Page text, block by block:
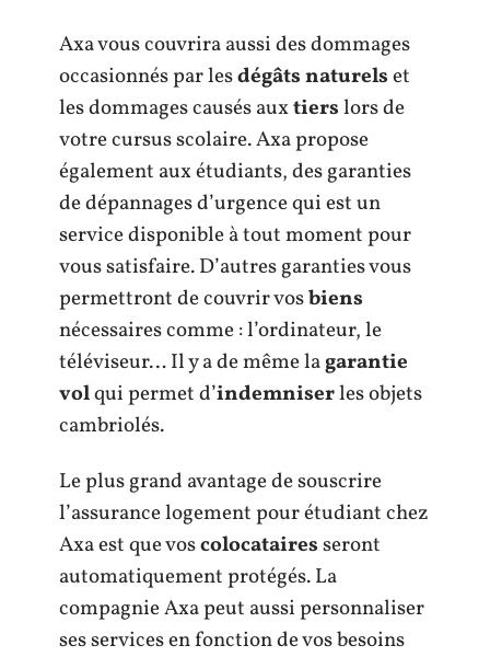
Axa vous couvrira aussi des dommages
occasionnés par lesdégâts naturelset
les dommages causés auxtierslors de
votre cursus scolaire. Axa propose
également aux étudiants, des garanties
de dépannages d’urgence qui est un
service disponible à tout moment pour
vous satisfaire. D’autres garanties vous
permettront de couvrir vosbiens
nécessaires comme : l’ordinateur, le
téléviseur… Il y a de même lagarantie
volqui permet d’indemniserles objets
cambriolés.
Le plus grand avantage de souscrire
l’assurance logement pour étudiant chez
Axa est que voscolocatairesseront
automatiquement protégés. La
compagnie Axa peut aussi personnaliser
ses services en fonction de vos besoins